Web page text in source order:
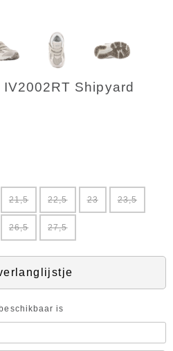
Shipyard
21,5 22,5 23 23,5
26,5 27,5
is